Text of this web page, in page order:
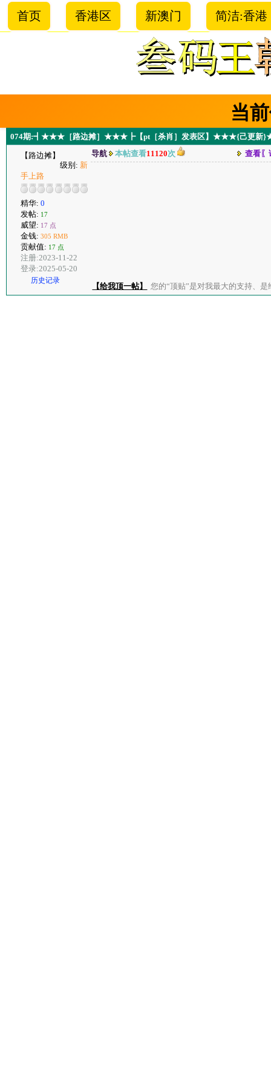
首页 香港区 新澳门 简洁:香港
当
074期:┫★★★［路边摊］★★★┣【pt［杀肖］发表区】★★★{己更
【路边摊】
级别: 新
手上路
精华: 0
发帖: 17
威望: 17 点
金钱: 305 RMB
贡献值: 17 点
注册:2023-11-22
登录:2025-05-20
历史记录
导航 本帖查看11120次 查看〖
【给我顶一帖】 您的“顶贴”是对我最大的支持、